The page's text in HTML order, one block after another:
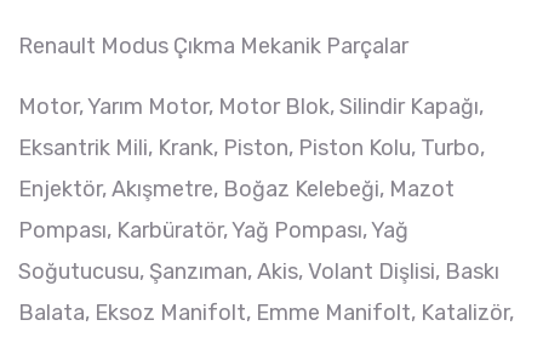
Renault Modus Çıkma Mekanik Parçalar
Motor, Yarım Motor, Motor Blok, Silindir Kapağı,
Eksantrik Mili, Krank, Piston, Piston Kolu, Turbo,
Enjektör, Akışmetre, Boğaz Kelebeği, Mazot
Pompası, Karbüratör, Yağ Pompası, Yağ
Soğutucusu, Şanzıman, Akis, Volant Dişlisi, Baskı
Balata, Eksoz Manifolt, Emme Manifolt, Katalizör,